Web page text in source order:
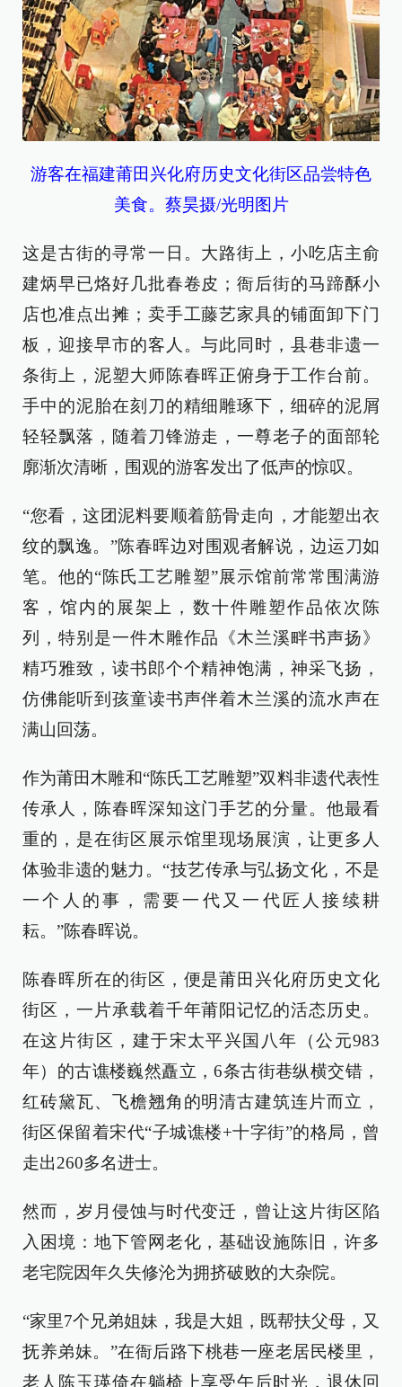
游客在福建莆田兴化府历史文化街区品尝特色
美食。蔡昊摄/光明图片
这是古街的寻常一日。大路街上，小吃店主俞
建炳早已烙好几批春卷皮；衙后街的马蹄酥小
店也准点出摊；卖手工藤艺家具的铺面卸下门
板，迎接早市的客人。与此同时，县巷非遗一
条街上，泥塑大师陈春晖正俯身于工作台前。
手中的泥胎在刻刀的精细雕琢下，细碎的泥屑
轻轻飘落，随着刀锋游走，一尊老子的面部轮
廓渐次清晰，围观的游客发出了低声的惊叹。
“您看，这团泥料要顺着筋骨走向，才能塑出衣
纹的飘逸。”陈春晖边对围观者解说，边运刀如
笔。他的“陈氏工艺雕塑”展示馆前常常围满游
客，馆内的展架上，数十件雕塑作品依次陈
列，特别是一件木雕作品《木兰溪畔书声扬》
精巧雅致，读书郎个个精神饱满，神采飞扬，
仿佛能听到孩童读书声伴着木兰溪的流水声在
满山回荡。
作为莆田木雕和“陈氏工艺雕塑”双料非遗代表性
传承人，陈春晖深知这门手艺的分量。他最看
重的，是在街区展示馆里现场展演，让更多人
体验非遗的魅力。“技艺传承与弘扬文化，不是
一个人的事，需要一代又一代匠人接续耕
耘。”陈春晖说。
陈春晖所在的街区，便是莆田兴化府历史文化
街区，一片承载着千年莆阳记忆的活态历史。
在这片街区，建于宋太平兴国八年（公元983
年）的古谯楼巍然矗立，6条古街巷纵横交错，
红砖黛瓦、飞檐翘角的明清古建筑连片而立，
街区保留着宋代“子城谯楼+十字街”的格局，曾
走出260多名进士。
然而，岁月侵蚀与时代变迁，曾让这片街区陷
入困境：地下管网老化，基础设施陈旧，许多
老宅院因年久失修沦为拥挤破败的大杂院。
“家里7个兄弟姐妹，我是大姐，既帮扶父母，又
抚养弟妹。”在衙后路下桃巷一座老居民楼里，
老人陈玉瑛倚在躺椅上享受午后时光，退休回